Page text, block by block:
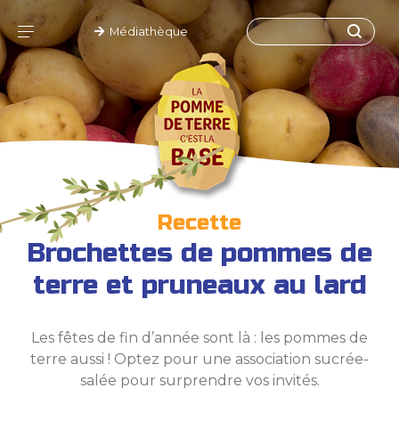
Médiathèque
Recette
Brochettes de pommes de
terre et pruneaux au lard
Les fêtes de fin d’année sont là : les pommes de
terre aussi ! Optez pour une association sucrée-
salée pour surprendre vos invités.